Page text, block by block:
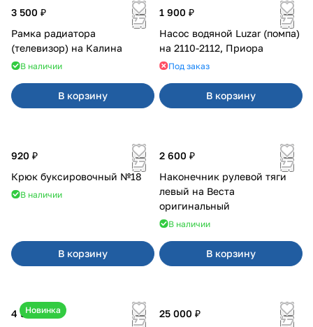
3 500 ₽
Рамка радиатора
(телевизор) на Калина
В наличии
В корзину
1 900 ₽
Насос водяной Luzar (помпа)
на 2110-2112, Приора
Под заказ
В корзину
920 ₽
Крюк буксировочный №18
В наличии
В корзину
2 600 ₽
Наконечник рулевой тяги
левый на Веста
оригинальный
В наличии
В корзину
Новинка
4 550 ₽
25 000 ₽